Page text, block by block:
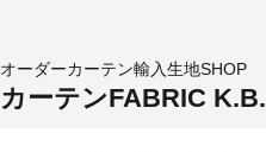
オーダーカーテン輸入生地SHOP
カーテンFABRIC